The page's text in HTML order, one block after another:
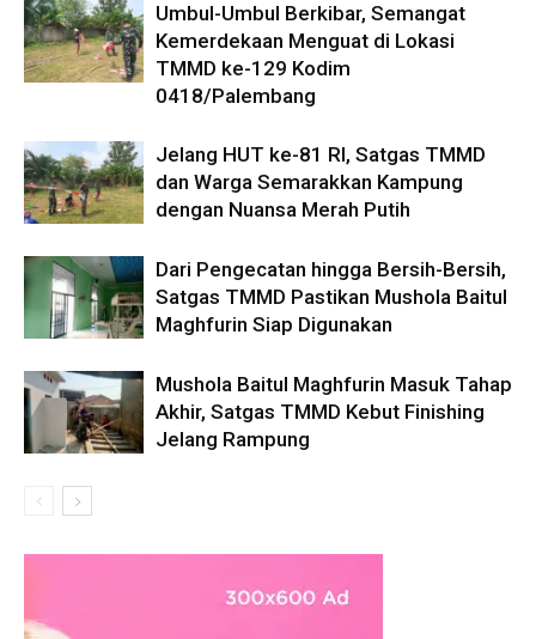
Umbul-Umbul Berkibar, Semangat
Kemerdekaan Menguat di Lokasi
TMMD ke-129 Kodim
0418/Palembang
Jelang HUT ke-81 RI, Satgas TMMD
dan Warga Semarakkan Kampung
dengan Nuansa Merah Putih
Dari Pengecatan hingga Bersih-Bersih,
Satgas TMMD Pastikan Mushola Baitul
Maghfurin Siap Digunakan
Mushola Baitul Maghfurin Masuk Tahap
Akhir, Satgas TMMD Kebut Finishing
Jelang Rampung